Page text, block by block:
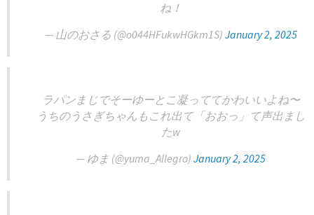
ね！
— 山のおさる (@o044HFukwHGkm1S) January 2, 2025
ラパンまじでそーゆーとこ凝っててかわいいよね〜
うちのうさぎちゃんもこれ出て「おおっ」て声出まし
たw
— ゆま (@yuma_Allegro) January 2, 2025